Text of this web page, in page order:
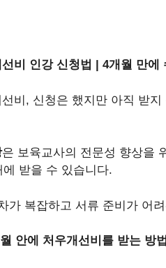
비 인강 신청법 | 4개월 만에
비, 신청은 했지만 아직 받
은 보육교사의 전문성 향상을
받을 수 있습니다.
가 복잡하고 서류 준비가 어려
안에 처우개선비를 받는 방법